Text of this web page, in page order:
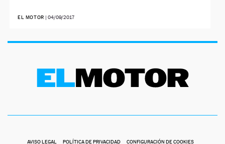
EL MOTOR | 04/09/2017
AVISO LEGAL POLÍTICA DE PRIVACIDAD CONFIGURACIÓN DE COOKIES